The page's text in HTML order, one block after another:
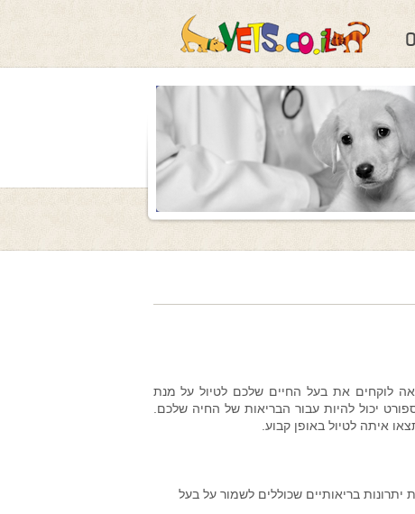
לוקחים את בעל החיים שלכם לטיול על מנת
יכול להיות עבור הבריאות של החיה שלכם.
בריאותיים שכוללים לשמור על בעל